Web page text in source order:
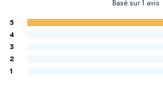
Basé sur 1 avis
5
4
3
2
1